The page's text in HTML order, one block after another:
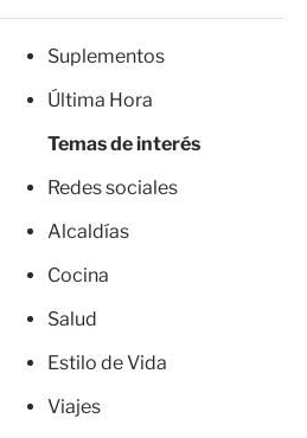
Suplementos
Última Hora
Temas de interés
Redes sociales
Alcaldías
Cocina
Salud
Estilo de Vida
Viajes